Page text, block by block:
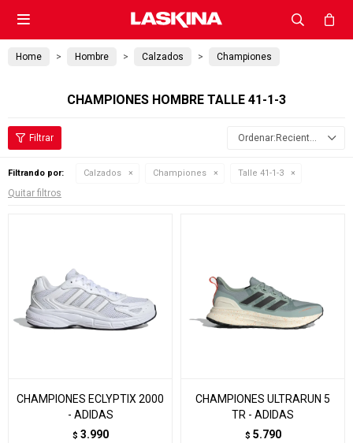

Home Hombre Calzados Championes
CHAMPIONES HOMBRE TALLE 41-1-3
Recientes
Filtrando por: Calzados Championes Talle 41-1-3
Quitar filtros
CHAMPIONES ECLYPTIX 2000
- ADIDAS
$ 3.990
CHAMPIONES ULTRARUN 5
TR - ADIDAS
$ 5.790